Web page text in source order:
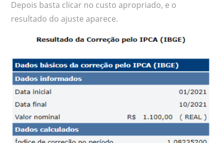
Depois basta clicar no custo apropriado, e o
resultado do ajuste aparece.